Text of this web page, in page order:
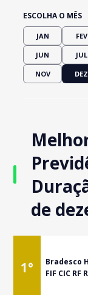
ESCOLHA O MÊS
JAN FEV
JUN JUL
NOV DEZ
de
1°
Bradesco
FIF CIC RF